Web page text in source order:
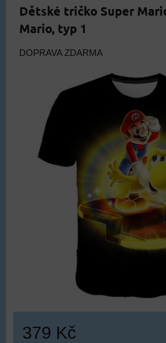
Dětské tričko Super
Mario, typ 1
DOPRAVA ZDARMA
379 Kč